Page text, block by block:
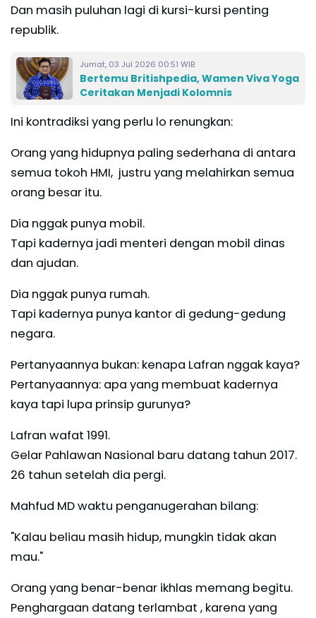
Dan masih puluhan lagi di kursi-kursi penting
republik.
Jumat, 03 Jul 2026 00:51 WIB
Bertemu Britishpedia, Wamen Viva Yoga
Ceritakan Menjadi Kolomnis
Ini kontradiksi yang perlu lo renungkan:
Orang yang hidupnya paling sederhana di antara
semua tokoh HMI, justru yang melahirkan semua
orang besar itu.
Dia nggak punya mobil.
Tapi kadernya jadi menteri dengan mobil dinas
dan ajudan.
Dia nggak punya rumah.
Tapi kadernya punya kantor di gedung-gedung
negara.
Pertanyaannya bukan: kenapa Lafran nggak kaya?
Pertanyaannya: apa yang membuat kadernya
kaya tapi lupa prinsip gurunya?
Lafran wafat 1991.
Gelar Pahlawan Nasional baru datang tahun 2017.
26 tahun setelah dia pergi.
Mahfud MD waktu penganugerahan bilang:
"Kalau beliau masih hidup, mungkin tidak akan
mau."
Orang yang benar-benar ikhlas memang begitu.
Penghargaan datang terlambat , karena yang